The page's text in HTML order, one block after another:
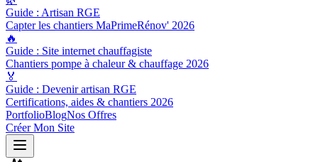
Guide : Artisan RGE
Capter les chantiers MaPrimeRénov' 2026
🔥
Guide : Site internet chauffagiste
Chantiers pompe à chaleur & chauffage 2026
🏅
Guide : Devenir artisan RGE
Certifications, aides & chantiers 2026
PortfolioBlogNos Offres
Créer Mon Site